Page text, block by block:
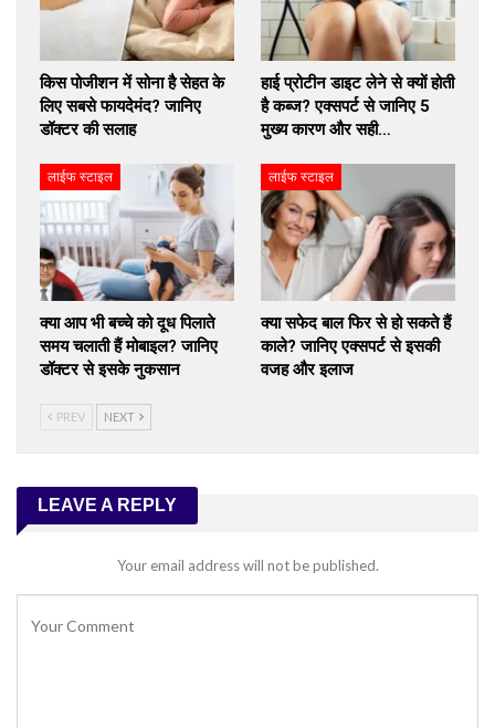
किस पोजीशन में सोना है सेहत के
लिए सबसे फायदेमंद? जानिए
डॉक्टर की सलाह
हाई प्रोटीन डाइट लेने से क्यों होती
है कब्ज? एक्सपर्ट से जानिए 5
मुख्य कारण और सही…
लाईफ स्टाइल
क्या आप भी बच्चे को दूध पिलाते
समय चलाती हैं मोबाइल? जानिए
डॉक्टर से इसके नुकसान
लाईफ स्टाइल
क्या सफेद बाल फिर से हो सकते हैं
काले? जानिए एक्सपर्ट से इसकी
वजह और इलाज
PREV NEXT
LEAVE A REPLY
Your email address will not be published.